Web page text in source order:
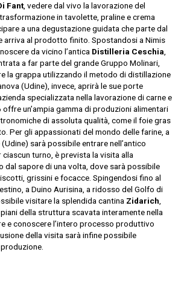
Fant, vedere dal vivo la lavorazione del
in tavolette, praline e crema
a una degustazione guidata che parte dal
arriva al prodotto finito. Spostandosi a Nimis
da vicino l’antica Distilleria Ceschia,
a far parte del grande Gruppo Molinari,
la grappa utilizzando il metodo di distillazione
(Udine), invece, aprirà le sue porte
specializzata nella lavorazione di carne e
un’ampia gamma di produzioni alimentari
di assoluta qualità, come il foie gras
Per gli appassionati del mondo delle farine, a
sarà possibile entrare nell’antico
ciascun turno, è prevista la visita alla
dal sapore di una volta, dove sarà possibile
grissini e focacce. Spingendosi fino al
a Duino Aurisina, a ridosso del Golfo di
visitare la splendida cantina Zidarich,
della struttura scavata interamente nella
e conoscere l’intero processo produttivo
della visita sarà infine possibile